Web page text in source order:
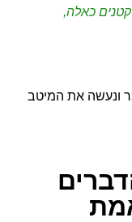
כאלה,
ונעשה את המיטב